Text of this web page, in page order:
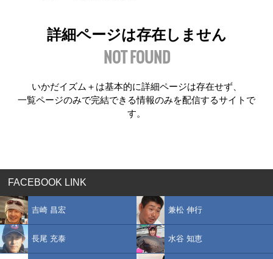
詳細ページは存在しません
NOT FOUND
いかだイズム＋は基本的に詳細ページは存在せず、
一覧ページのみで完結できる情報のみを配信するサイトで
す。
FACEBOOK LINK
吉崎 昌宏 兼松 伸行
長尾 充泰 水谷 知恵